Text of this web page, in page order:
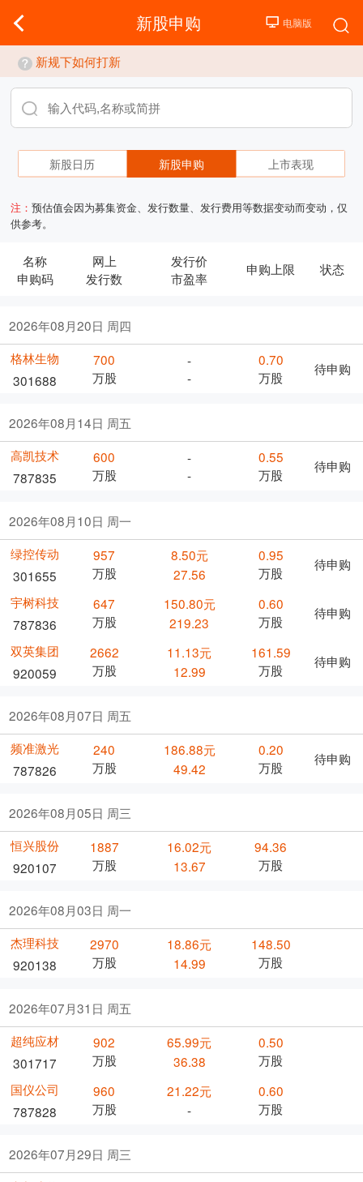
新股申购
新规下如何打新
新股日历 新股申购 上市表现
注：预估值会因为募集资金、发行数量、发行费用等数据变动而变动，仅
供参考。
名称
申购码
网上
发行数
发行价
市盈率
申购上限 状态
2026年08月20日 周四
格林生物
301688
700
万股
-
-
0.70
万股
待申购
2026年08月14日 周五
高凯技术
787835
600
万股
-
-
0.55
万股
待申购
2026年08月10日 周一
绿控传动
301655
957
万股
8.50元
27.56
0.95
万股
待申购
宇树科技
787836
647
万股
150.80元
219.23
0.60
万股
待申购
双英集团
920059
2662
万股
11.13元
12.99
161.59
万股
待申购
2026年08月07日 周五
频准激光
787826
240
万股
186.88元
49.42
0.20
万股
待申购
2026年08月05日 周三
恒兴股份
920107
1887
万股
16.02元
13.67
94.36
万股
2026年08月03日 周一
杰理科技
920138
2970
万股
18.86元
14.99
148.50
万股
2026年07月31日 周五
超纯应材
301717
902
万股
65.99元
36.38
0.50
万股
国仪公司
787828
960
万股
21.22元
-
0.60
万股
2026年07月29日 周三